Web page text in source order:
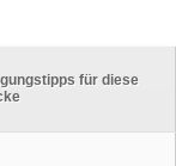
für diese